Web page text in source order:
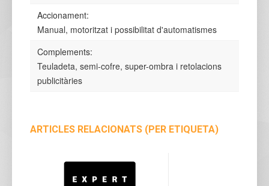
Accionament:
Manual, motoritzat i possibilitat d'automatismes
Complements:
Teuladeta, semi-cofre, super-ombra i retolacions
publicitàries
ARTICLES RELACIONATS (PER ETIQUETA)